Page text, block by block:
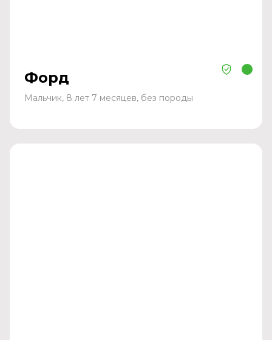
Форд
Мальчик, 8 лет 7 месяцев, без породы